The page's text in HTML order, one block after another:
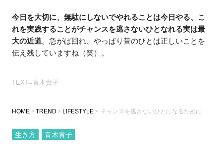
今日を大切に、無駄にしないでやれることは今日やる、こ
れを実践することがチャンスを逃さないひとなれる実は最
大の近道。急がば回れ、やっぱり昔のひとは正しいことを
伝え残していますね（笑）。
TEXT=青木貴子
HOME TREND LIFESTYLE チャンスを逃さないひとになるために
生き方 青木貴子